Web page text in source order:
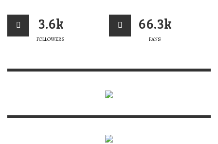
3.6k
FOLLOWERS
66.3k
FANS